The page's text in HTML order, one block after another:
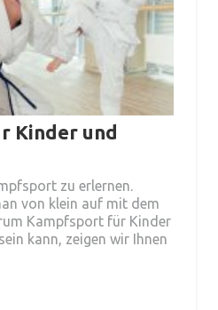
Kinder und
zu erlernen.
von klein auf mit dem
Kampfsport für Kinder
kann, zeigen wir Ihnen